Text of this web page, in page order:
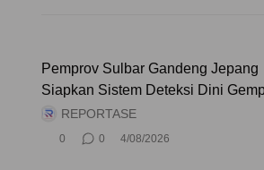
Pemprov Sulbar Gandeng Jepang
Siapkan Sistem Deteksi Dini
REPORTASE
0 0 4/08/2026